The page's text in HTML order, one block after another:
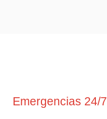
Emergencias 24/7